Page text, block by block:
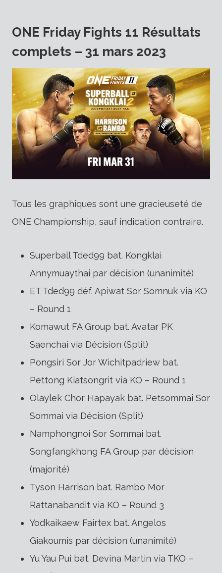
ONE Friday Fights 11 Résultats
complets – 31 mars 2023
Tous les graphiques sont une gracieuseté de
ONE Championship, sauf indication contraire.
Superball Tded99 bat. Kongklai
Annymuaythai par décision (unanimité)
ET Tded99 déf. Apiwat Sor Somnuk via KO
– Round 1
Komawut FA Group bat. Avatar PK
Saenchai via Décision (Split)
Pongsiri Sor Jor Wichitpadriew bat.
Pettong Kiatsongrit via KO – Round 1
Olaylek Chor Hapayak bat. Petsommai Sor
Sommai via Décision (Split)
Namphongnoi Sor Sommai bat.
Songfangkhong FA Group par décision
(majorité)
Tyson Harrison bat. Rambo Mor
Rattanabandit via KO – Round 3
Yodkaikaew Fairtex bat. Angelos
Giakoumis par décision (unanimité)
Yu Yau Pui bat. Devina Martin via TKO –